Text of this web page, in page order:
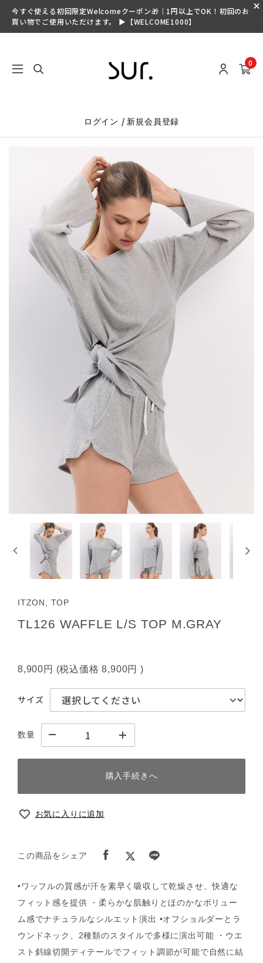
今すぐ使える初回限定Welcomeクーポン🎁｜1円以上でOK！初回のお
買い物でご使用いただけます。 ▶【WELCOME1000】
0
ログイン / 新規会員登録
ITZON, TOP
TL126 WAFFLE L/S TOP M.GRAY
8,900円 (税込価格8,900円 )
サイズ
数量
購入手続きへ
お気に入りに追加
この商品をシェア
•ワッフルの質感が汗を素早く吸収して乾燥させ、快適な
フィット感を提供 ・柔らかな肌触りとほのかなボリュー
ム感でナチュラルなシルエット演出 •オフショルダーとラ
ウンドネック、2種類のスタイルで多様に演出可能 ・ウエ
スト斜線切開ディテールでフィット調節が可能で自然に結